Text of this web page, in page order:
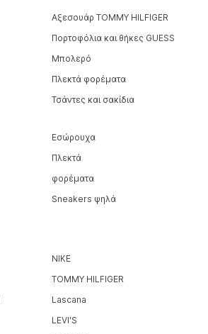
Αξεσουάρ TOMMY HILFIGER
Πορτοφόλια και θήκες GUESS
Μπολερό
Πλεκτά φορέματα
Τσάντες και σακίδια
Εσώρουχα
Πλεκτά
φορέματα
Sneakers ψηλά
NIKE
TOMMY HILFIGER
Lascana
LEVI'S